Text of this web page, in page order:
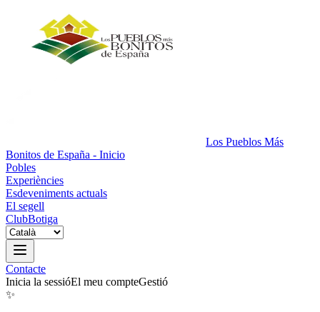
Los Pueblos Más
Bonitos de España - Inicio
Pobles
Experiències
Esdeveniments actuals
El segell
ClubBotiga
Contacte
Inicia la sessióEl meu compteGestió
✨